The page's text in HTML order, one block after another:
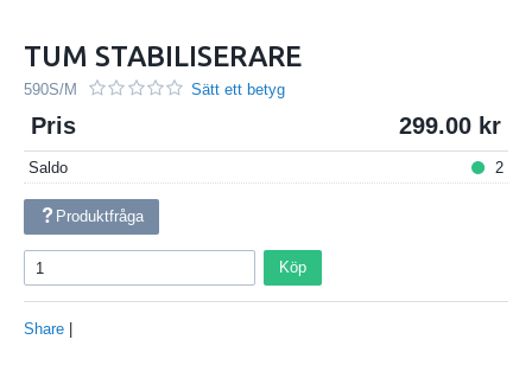
TUM STABILISERARE
590S/M Sätt ett betyg
Pris 299.00
Saldo 2
Produktfråga
Köp
Share